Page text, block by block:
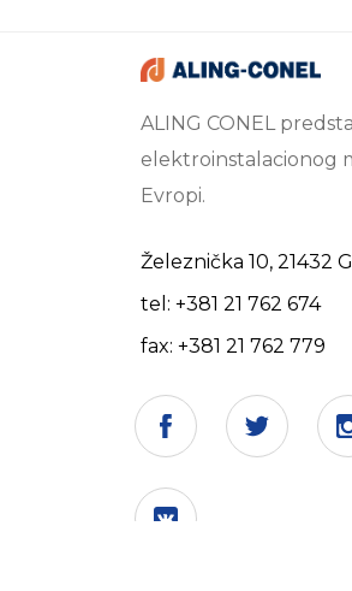
ALING CONEL
elektroinstalacionog
Evropi.
Železnička 10, 21432
tel: +381 21 762 674
fax: +381 21 762 779